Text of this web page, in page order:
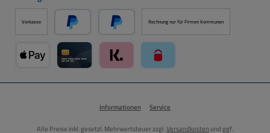
Vorkasse
PayPal Später Bezahlen über PayPal
Rechnung nur für Firmen Kommunen
Informationen Service
Alle Preise inkl. gesetzl. Mehrwertsteuer zzgl.Versandkosten und ggf.